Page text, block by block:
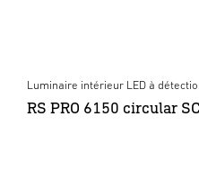
Luminaire intérieur LED à
RS PRO 6150 circular SC